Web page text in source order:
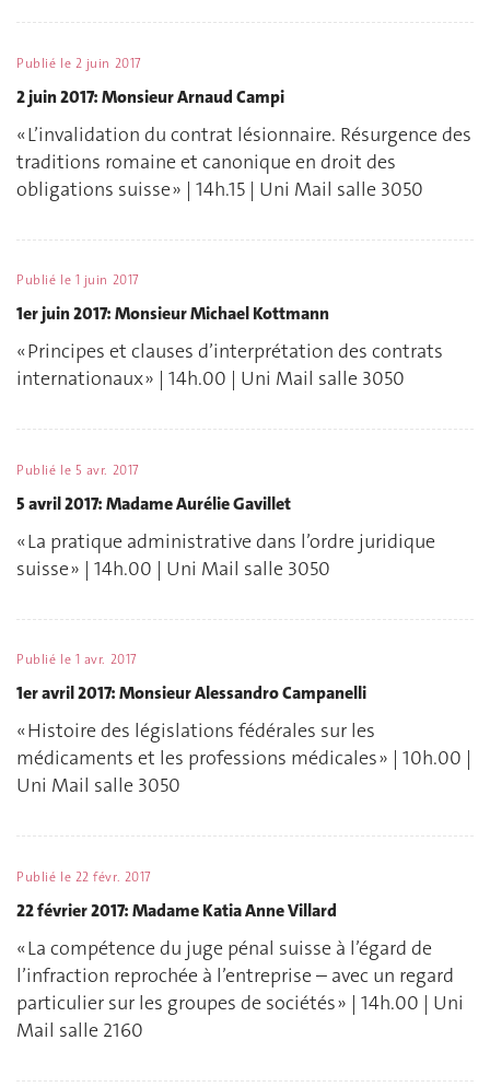
Publié le 2 juin 2017
2 juin 2017: Monsieur Arnaud Campi
« L’invalidation du contrat lésionnaire. Résurgence des
traditions romaine et canonique en droit des
obligations suisse » | 14h.15 | Uni Mail salle 3050
Publié le 1 juin 2017
1er juin 2017: Monsieur Michael Kottmann
« Principes et clauses d’interprétation des contrats
internationaux » | 14h.00 | Uni Mail salle 3050
Publié le 5 avr. 2017
5 avril 2017: Madame Aurélie Gavillet
« La pratique administrative dans l’ordre juridique
suisse » | 14h.00 | Uni Mail salle 3050
Publié le 1 avr. 2017
1er avril 2017: Monsieur Alessandro Campanelli
« Histoire des législations fédérales sur les
médicaments et les professions médicales » | 10h.00 |
Uni Mail salle 3050
Publié le 22 févr. 2017
22 février 2017: Madame Katia Anne Villard
« La compétence du juge pénal suisse à l’égard de
l’infraction reprochée à l’entreprise – avec un regard
particulier sur les groupes de sociétés » | 14h.00 | Uni
Mail salle 2160